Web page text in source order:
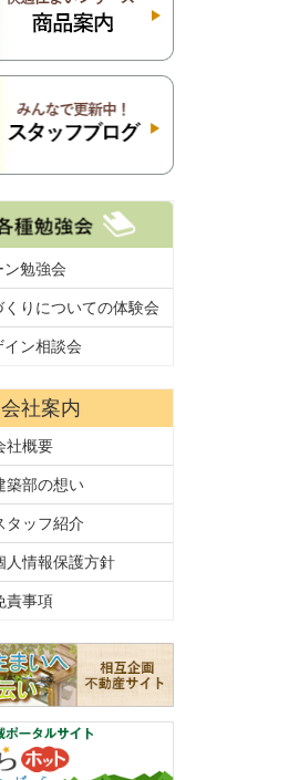
勉強会
くりについての体験会
ン相談会
会社案内
社概要
築部の想い
タッフ紹介
人情報保護方針
責事項